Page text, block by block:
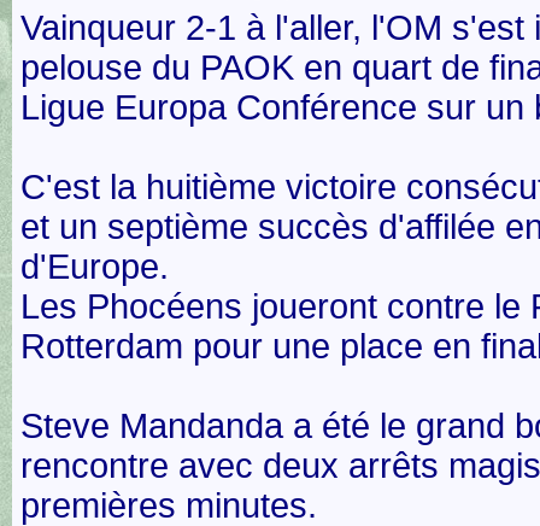
Vainqueur 2-1 à l'aller, l'OM s'est
pelouse du PAOK en quart de
Ligue Europa Conférence sur un
C'est la huitième victoire
et un septième succès d'affilée
d'Europe.
Les Phocéens joueront contre le
Rotterdam pour une place en
Steve Mandanda a été le grand
rencontre avec deux arrêts
premières minutes.